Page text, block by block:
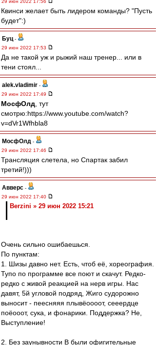
29 июн 2022 17:56
Квинси желает быть лидером команды? "Пусть
будет":)
Буц -
29 июн 2022 17:53
Да не такой уж и рыжий наш тренер... или в
тени стоял...
alek.vladimir -
29 июн 2022 17:49
МосфОлд , тут
смотрю:https://www.youtube.com/watch?
v=dVr1Wfhbla8
МосфОлд -
29 июн 2022 17:46
Трансляция слетела, но Спартак забил
третий!)))
Авверс -
29 июн 2022 17:40
Berzini » 29 июн 2022 15:21
Очень сильно ошибаешься.
По пунктам:
1. Шизы давно нет. Есть, чтоб её, хореография.
Тупо по программе все поют и скачут. Редко-
редко с живой реакцией на нерв игры. Нас
давят, 5й угловой подряд, Жиго судорожно
выносит - пеесняяя плывёоооот, сееердце
поёооот, сука, и фонарики. Поддержка? Не,
Выступление!
2. Без заунывности В были офигительные